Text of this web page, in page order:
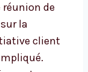
de
la
client